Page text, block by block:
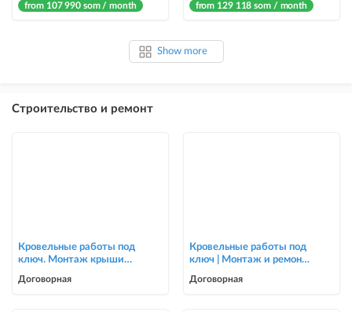
from 107 990 som / month from 129 118 som / month
Show more
Строительство и ремонт
Кровельные работы под
ключ. Монтаж крыши
коттеджей
Договорная
Кровельные работы под
ключ | Монтаж и ремонт
Договорная